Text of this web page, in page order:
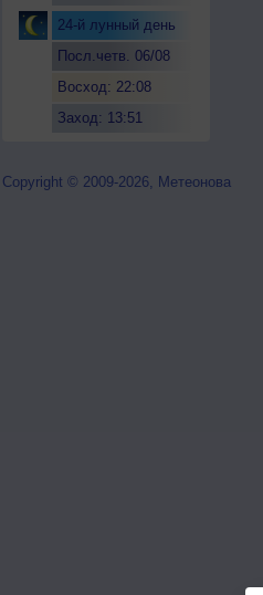
24-й лунный день
Посл.четв. 06/08
Восход: 22:08
Заход: 13:51
Copyright © 2009-2026, Метеонова